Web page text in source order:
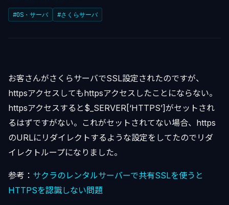
#OS・サーバ #さくらサーバ
お客さんがさくらサーバでSSL設定されたのですが、
httpsアクセスしてもhttpsアクセスしたことにならない。
httpsアクセスすると$_SERVER[‘HTTPS’]がセットされ
るはずですがない。これがセットされてない場合、https
のURLにリダイレクトするような設定をしてたのでリダ
イレクトループになりました。
参考： サクラのレンタルサーバーで共有SSLを使うと
HTTPSを認識しない問題